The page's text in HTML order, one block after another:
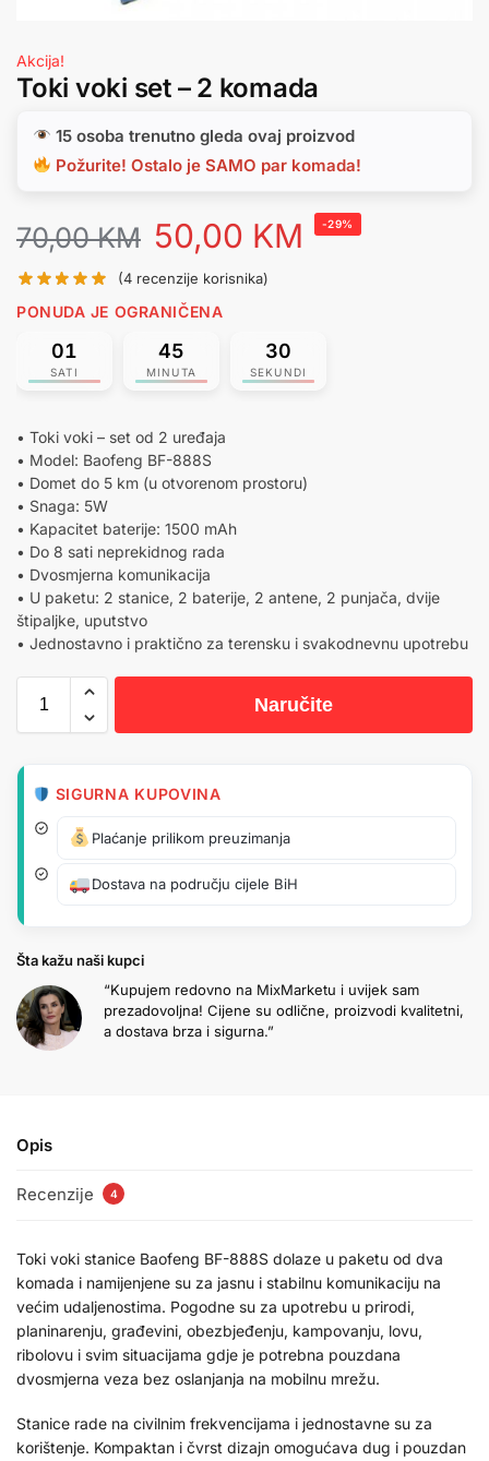
Akcija!
Toki voki set – 2 komada
15 osoba trenutno gleda ovaj proizvod
Požurite! Ostalo je SAMO par komada!
70,00KM 50,00 KM -29%
(4 recenzije korisnika)
PONUDA JE OGRANIČENA
01
SATI
45
MINUTA
30
SEKUNDI
• Toki voki – set od 2 uređaja
• Model: Baofeng BF-888S
• Domet do 5 km (u otvorenom prostoru)
• Snaga: 5W
• Kapacitet baterije: 1500 mAh
• Do 8 sati neprekidnog rada
• Dvosmjerna komunikacija
• U paketu: 2 stanice, 2 baterije, 2 antene, 2 punjača, dvije
štipaljke, uputstvo
• Jednostavno i praktično za terensku i svakodnevnu upotrebu
Naručite
SIGURNA KUPOVINA
Plaćanje prilikom preuzimanja
Dostava na području cijele BiH
Šta kažu naši kupci
“Kupujem redovno na MixMarketu i uvijek sam
prezadovoljna! Cijene su odlične, proizvodi kvalitetni,
a dostava brza i sigurna.”
Opis
Recenzije 4
Toki voki stanice Baofeng BF-888S dolaze u paketu od dva
komada i namijenjene su za jasnu i stabilnu komunikaciju na
većim udaljenostima. Pogodne su za upotrebu u prirodi,
planinarenju, građevini, obezbjeđenju, kampovanju, lovu,
ribolovu i svim situacijama gdje je potrebna pouzdana
dvosmjerna veza bez oslanjanja na mobilnu mrežu.
Stanice rade na civilnim frekvencijama i jednostavne su za
korištenje. Kompaktan i čvrst dizajn omogućava dug i pouzdan